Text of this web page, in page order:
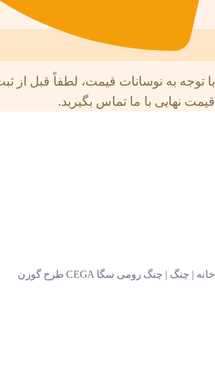
به نوسانات قیمت، لطفاً قبل از
نهایی با ما تماس بگیرید.
|چنگ|چنگ رومی سگا CEGA طرح گوزن